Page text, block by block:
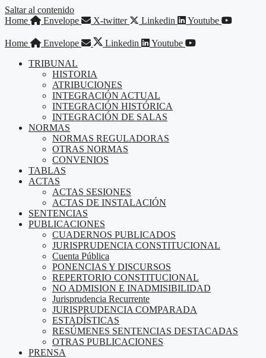
Saltar al contenido
Home
Envelope X-twitter Linkedin Youtube
Home Envelope Linkedin
Youtube
TRIBUNAL
HISTORIA
ATRIBUCIONES
INTEGRACIÓN ACTUAL
INTEGRACIÓN HISTÓRICA
INTEGRACIÓN DE SALAS
NORMAS
NORMAS REGULADORAS
OTRAS NORMAS
CONVENIOS
TABLAS
ACTAS
ACTAS SESIONES
ACTAS DE INSTALACIÓN
SENTENCIAS
PUBLICACIONES
CUADERNOS PUBLICADOS
JURISPRUDENCIA CONSTITUCIONAL
Cuenta Pública
PONENCIAS Y DISCURSOS
REPERTORIO CONSTITUCIONAL
NO ADMISION E INADMISIBILIDAD
Jurisprudencia Recurrente
JURISPRUDENCIA COMPARADA
ESTADÍSTICAS
RESÚMENES SENTENCIAS DESTACADAS
OTRAS PUBLICACIONES
PRENSA